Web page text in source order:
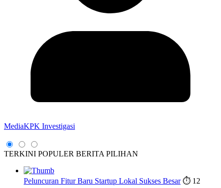
MediaKPK Investigasi
TERKINI POPULER BERITA PILIHAN
Peluncuran Fitur Baru Startup Lokal Sukses Besar ⏱️ 12